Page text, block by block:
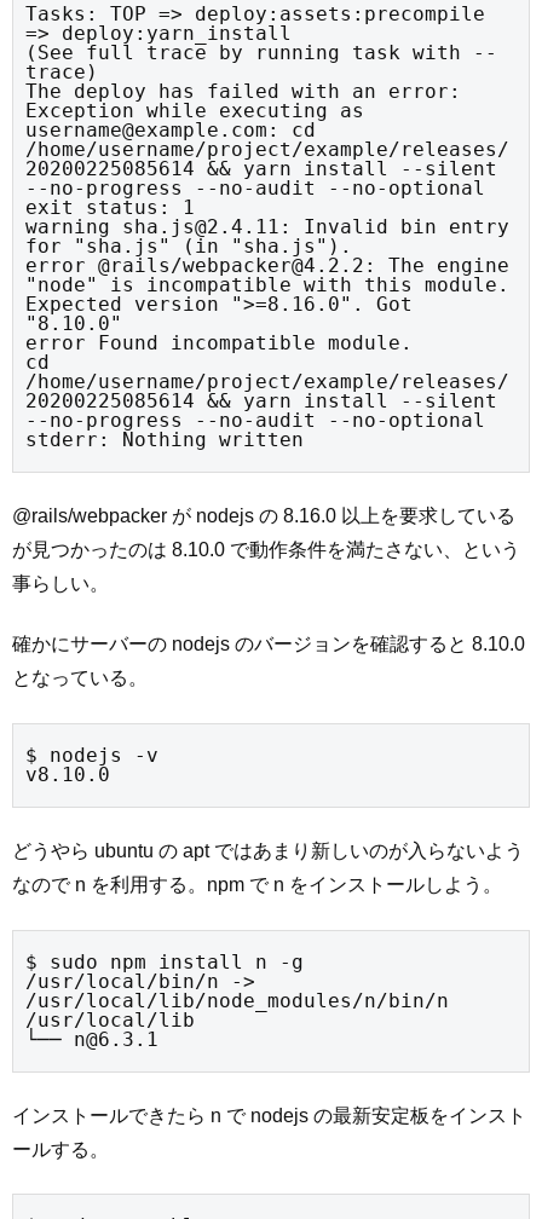
Tasks: TOP => deploy:assets:precompile
=> deploy:yarn_install
(See full trace by running task with --
trace)
The deploy has failed with an error:
Exception while executing as
username@example.com: cd
/home/username/project/example/releases/
20200225085614 && yarn install --silent
--no-progress --no-audit --no-optional
exit status: 1
warning sha.js@2.4.11: Invalid bin entry
for "sha.js" (in "sha.js").
error @rails/webpacker@4.2.2: The engine
"node" is incompatible with this module.
Expected version ">=8.16.0". Got
"8.10.0"
error Found incompatible module.
cd
/home/username/project/example/releases/
20200225085614 && yarn install --silent
--no-progress --no-audit --no-optional
stderr: Nothing written
@rails/webpacker が nodejs の 8.16.0 以上を要求している
が見つかったのは 8.10.0 で動作条件を満たさない、という
事らしい。
確かにサーバーの nodejs のバージョンを確認すると 8.10.0
となっている。
$ nodejs -v
v8.10.0
どうやら ubuntu の apt ではあまり新しいのが入らないよう
なので n を利用する。npm で n をインストールしよう。
$ sudo npm install n -g
/usr/local/bin/n ->
/usr/local/lib/node_modules/n/bin/n
/usr/local/lib
└── n@6.3.1
インストールできたら n で nodejs の最新安定板をインスト
ールする。